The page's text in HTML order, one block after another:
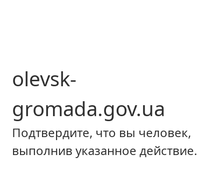
olevsk-
gromada.gov.ua
Подтвердите, что вы человек,
выполнив указанное действие.